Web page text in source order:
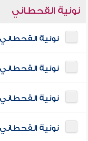
نونية القحطاني
نونية
نونية
نونية القحطاني 1-
نونية القحطاني 2-